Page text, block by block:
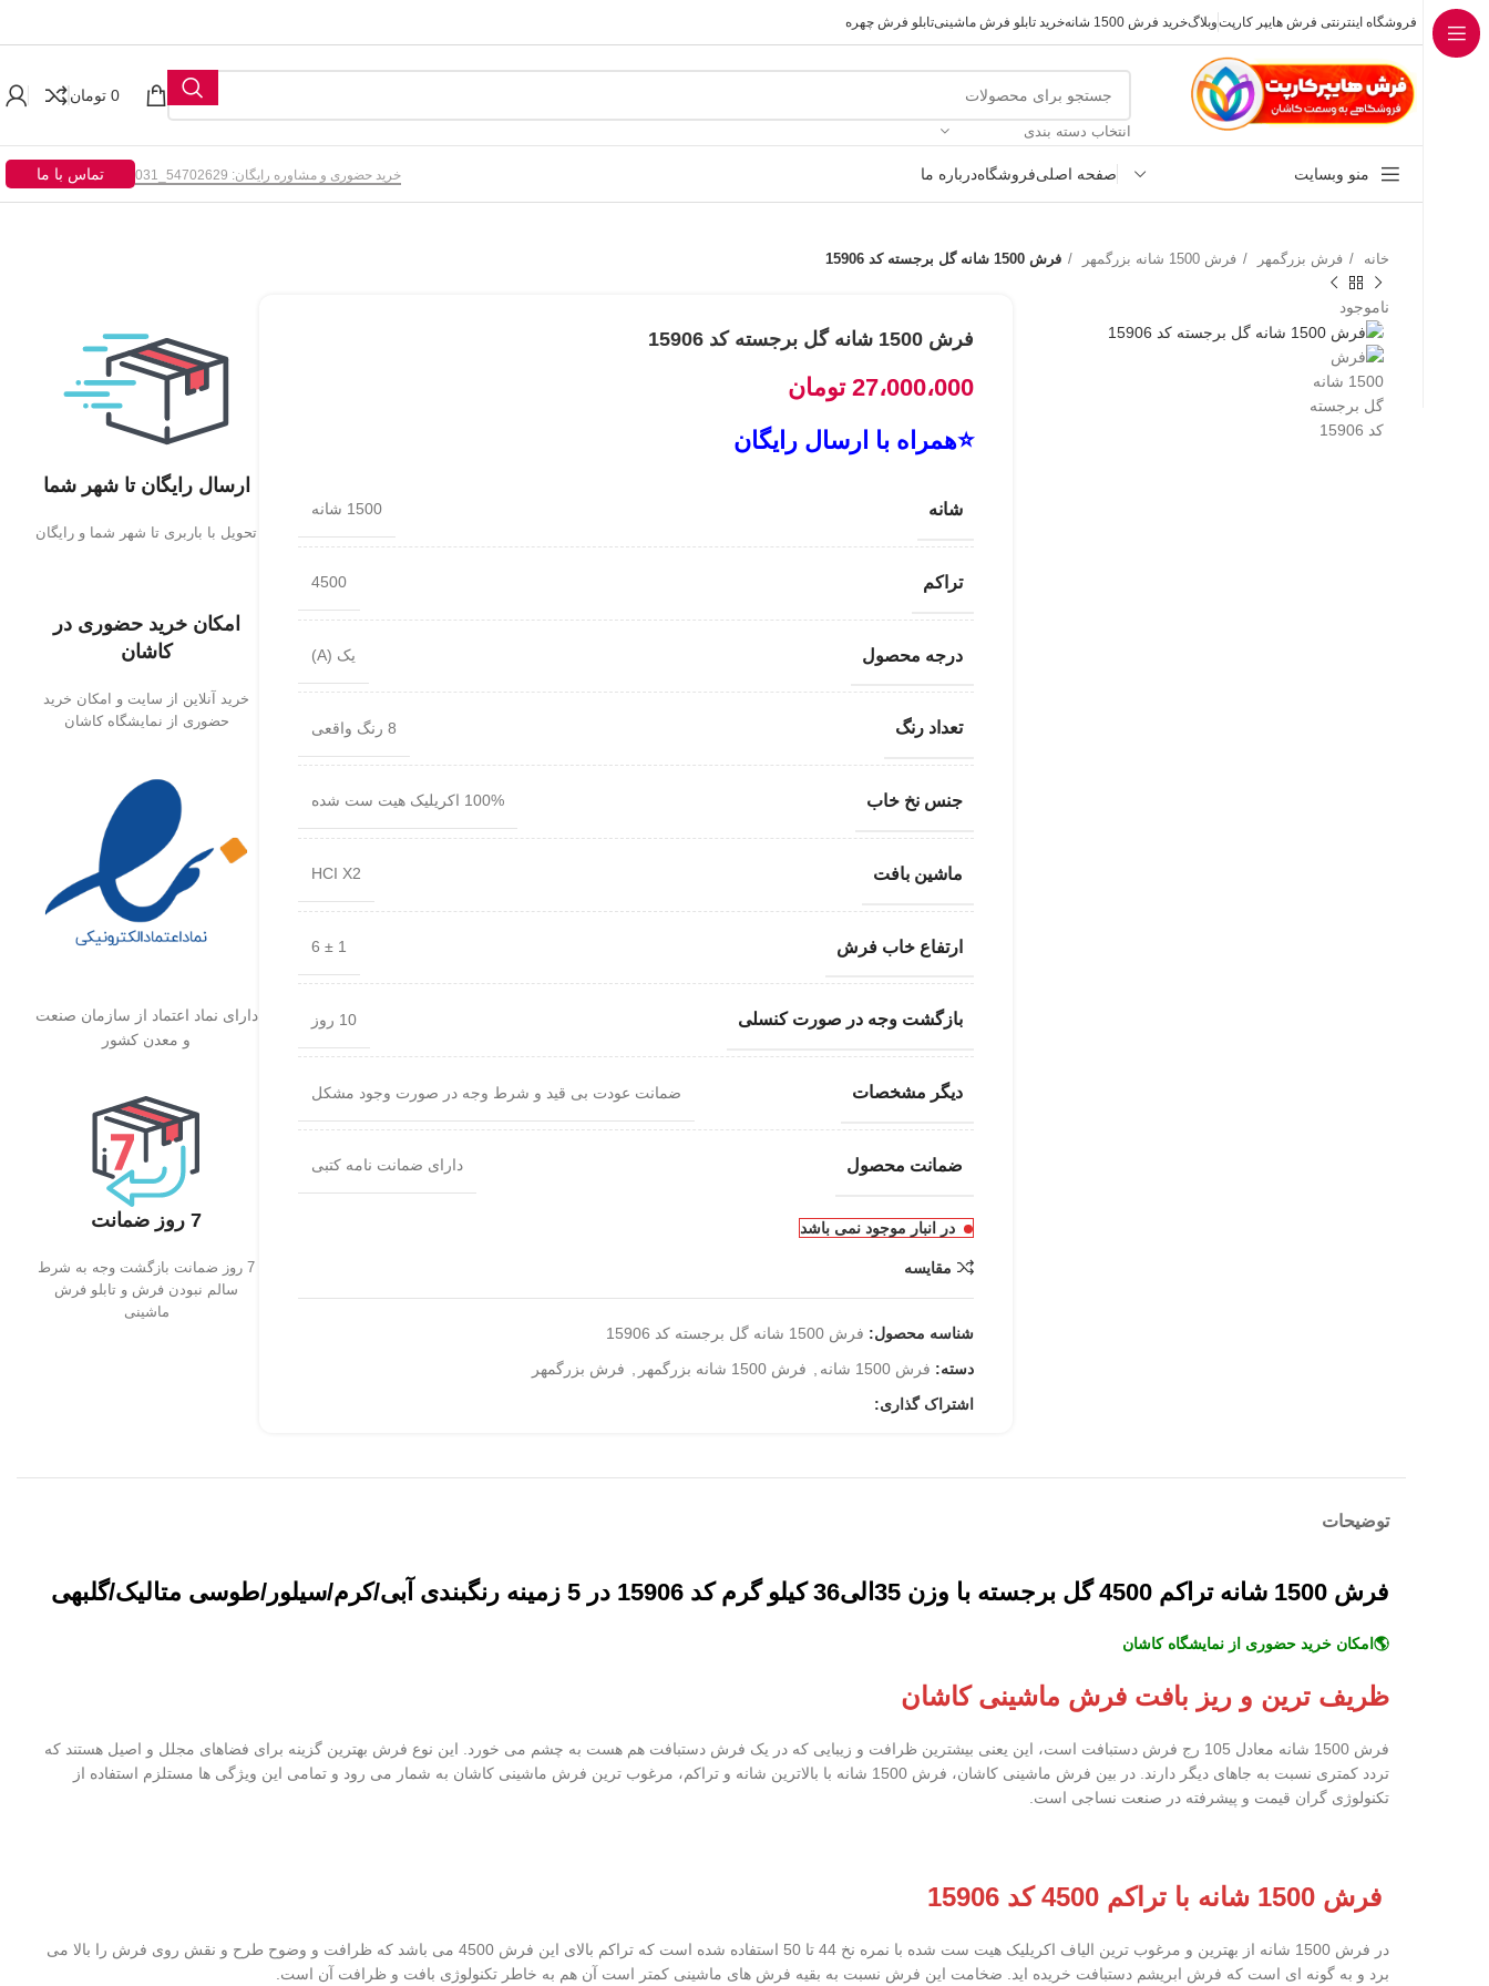
فروشگاه اینترنتی فرش هایپر کارپتوبلاگخرید فرش 1500 شانه خرید تابلو فرش ماشینیتابلو فرش چهره
انتخاب دسته بندی
0 تومان
منو وبسایت صفحه اصلیفروشگاهدرباره ما خرید حضوری و مشاوره رایگان: 54702629_031 تماس با ما
خانه فرش بزرگمهر فرش 1500 شانه بزرگمهر فرش 1500 شانه گل برجسته کد 15906
ناموجود
فرش 1500 شانه گل برجسته کد 15906
27،000،000 تومان
⭐همراه با ارسال رایگان
شانه 1500 شانه
تراکم 4500
درجه محصول یک (A)
تعداد رنگ 8 رنگ واقعی
جنس نخ خاب 100% اکریلیک هیت ست شده
ماشین بافت HCI X2
ارتفاع خاب فرش 1 ± 6
بازگشت وجه در صورت کنسلی 10 روز
دیگر مشخصات ضمانت عودت بی قید و شرط وجه در صورت وجود مشکل
ضمانت محصول دارای ضمانت نامه کتبی
در انبار موجود نمی باشد
مقایسه
شناسه محصول: فرش 1500 شانه گل برجسته کد 15906
دسته: فرش 1500 شانه فرش 1500 شانه بزرگمهر
فرش بزرگمهر
اشتراک گذاری:
ارسال رایگان تا شهر شما
تحویل با باربری تا شهر شما و رایگان
امکان خرید حضوری در
کاشان
خرید آنلاین از سایت و امکان خرید
حضوری از نمایشگاه کاشان
دارای نماد اعتماد از سازمان صنعت
و معدن کشور
7 روز ضمانت
7 روز ضمانت بازگشت وجه به شرط
سالم نبودن فرش و تابلو فرش
ماشینی
توضیحات
فرش 1500 شانه تراکم 4500 گل برجسته با وزن 35الی36 کیلو گرم کد 15906 در 5 زمینه رنگبندی آبی/کرم/سیلور/طوسی متالیک/گلبهی
🌎امکان خرید حضوری از نمایشگاه کاشان
ظریف ترین و ریز بافت فرش ماشینی کاشان
فرش 1500 شانه معادل 105 رج فرش دستبافت است، این یعنی بیشترین ظرافت و زیبایی که در یک فرش دستبافت هم هست به چشم می خورد. این نوع فرش بهترین گزینه برای فضاهای مجلل و اصیل هستند که
تردد کمتری نسبت به جاهای دیگر دارند. در بین فرش ماشینی کاشان، فرش 1500 شانه با بالاترین شانه و تراکم، مرغوب ترین فرش ماشینی کاشان به شمار می رود و تمامی این ویژگی ها مستلزم استفاده از
تکنولوژی گران قیمت و پیشرفته در صنعت نساجی است.
فرش 1500 شانه با تراکم 4500 کد 15906
در فرش 1500 شانه از بهترین و مرغوب ترین الیاف اکریلیک هیت ست شده با نمره نخ 44 تا 50 استفاده شده است که تراکم بالای این فرش 4500 می باشد که ظرافت و وضوح طرح و نقش روی فرش را بالا می
برد و به گونه ای است که فرش ابریشم دستبافت خریده اید. ضخامت این فرش نسبت به بقیه فرش های ماشینی کمتر است آن هم به خاطر تکنولوژی بافت و ظرافت آن است.